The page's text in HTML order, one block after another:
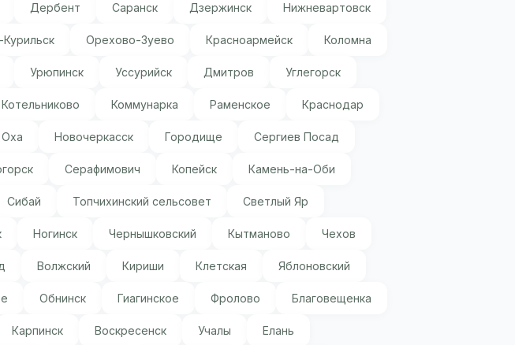
Дербент Саранск Дзержинск Нижневартовск
Орехово-Зуево Красноармейск Коломна
Урюпинск Уссурийск Дмитров Углегорск
Котельниково Коммунарка Раменское Краснодар
Оха Новочеркасск Городище Сергиев Посад
Серафимович Копейск Камень-на-Оби
Сибай Топчихинский сельсовет Светлый Яр
Ногинск Чернышковский Кытманово Чехов
Волжский Кириши Клетская Яблоновский
Обнинск Гиагинское Фролово Благовещенка
Карпинск Воскресенск Учалы Елань